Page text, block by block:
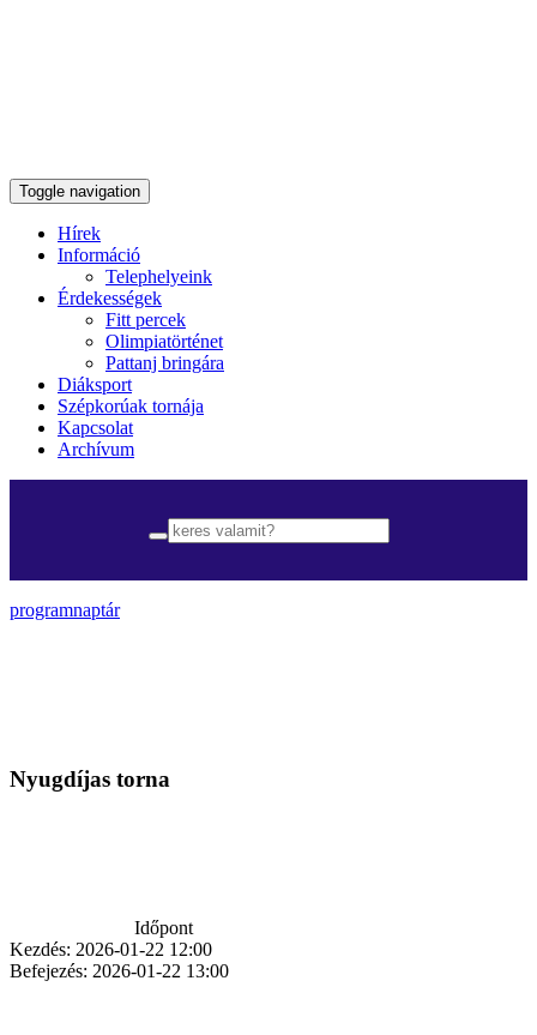
Toggle navigation
Hírek
Információ
Telephelyeink
Érdekességek
Fitt percek
Olimpiatörténet
Pattanj bringára
Diáksport
Szépkorúak tornája
Kapcsolat
Archívum
programnaptár
Nyugdíjas torna
Időpont
Kezdés: 2026-01-22 12:00
Befejezés: 2026-01-22 13:00